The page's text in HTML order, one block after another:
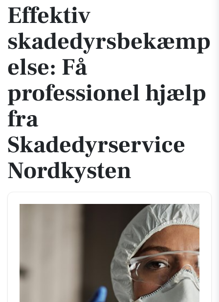
Effektiv
skadedyrsbekæmp
else: Få
professionel hjælp
fra
Skadedyrservice
Nordkysten